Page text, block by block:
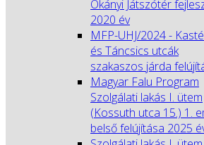
Okányi Játszótér
2020 év
MFP-UHJ/2024 -
és Táncsics utcák
szakaszos járda
Magyar Falu Program
Szolgálati lakás I. ütem
(Kossuth utca 15.) 1.
belső felújítása 2025